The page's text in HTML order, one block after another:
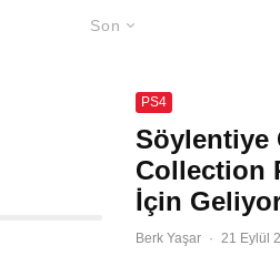
Son
PS4
Söylentiye
Collection
İçin
Berk Yaşar · 21 Eylül